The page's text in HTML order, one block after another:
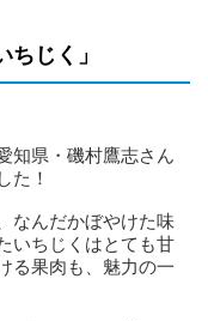
じく」
知県・磯村鷹志さん
た！
なんだかぼやけた味
いちじくはとても甘
る果肉も、魅力の一